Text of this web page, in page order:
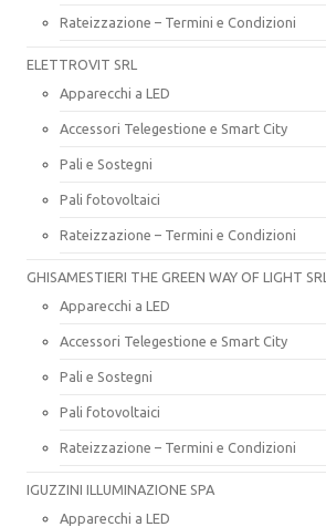
Rateizzazione – Termini e Condizioni
ELETTROVIT SRL
Apparecchi a LED
Accessori Telegestione e Smart City
Pali e Sostegni
Pali fotovoltaici
Rateizzazione – Termini e Condizioni
GHISAMESTIERI THE GREEN WAY OF LIGHT SRL
Apparecchi a LED
Accessori Telegestione e Smart City
Pali e Sostegni
Pali fotovoltaici
Rateizzazione – Termini e Condizioni
IGUZZINI ILLUMINAZIONE SPA
Apparecchi a LED